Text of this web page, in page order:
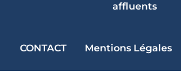
affluents
CONTACT Mentions Légales